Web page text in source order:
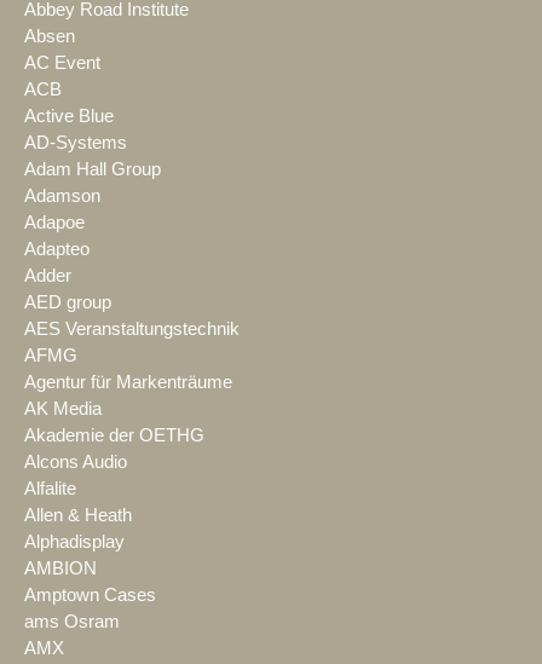
Abbey Road Institute
Absen
AC Event
ACB
Active Blue
AD-Systems
Adam Hall Group
Adamson
Adapoe
Adapteo
Adder
AED group
AES Veranstaltungstechnik
AFMG
Agentur für Markenträume
AK Media
Akademie der OETHG
Alcons Audio
Alfalite
Allen & Heath
Alphadisplay
AMBION
Amptown Cases
ams Osram
AMX